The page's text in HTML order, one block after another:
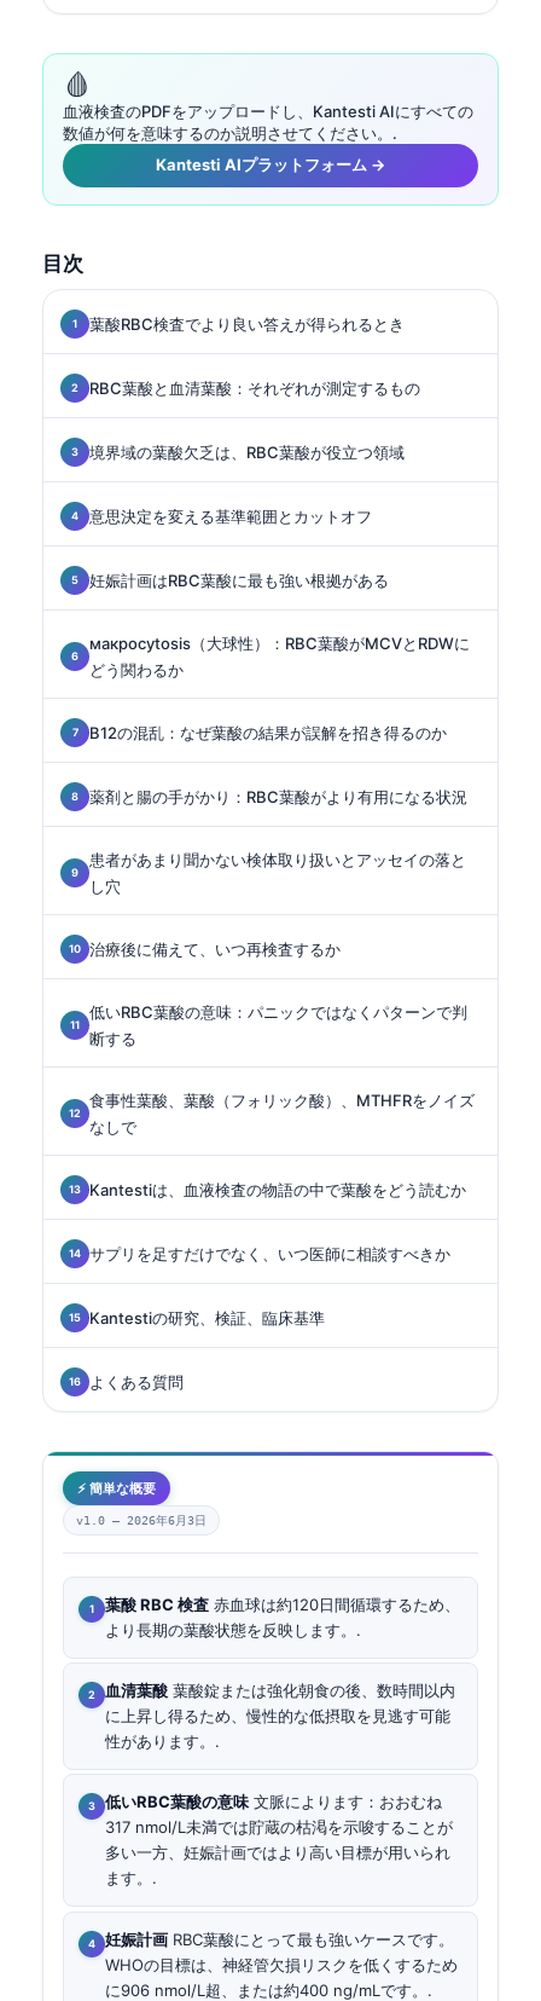
🩸
血液検査のPDFをアップロードし、Kantesti AIにすべての
数値が何を意味するのか説明させてください。.
Kantesti AIプラットフォーム →
目次
葉酸RBC検査でより良い答えが得られるとき
RBC葉酸と血清葉酸：それぞれが測定するもの
境界域の葉酸欠乏は、RBC葉酸が役立つ領域
意思決定を変える基準範囲とカットオフ
妊娠計画はRBC葉酸に最も強い根拠がある
макроcytosis（大球性）：RBC葉酸がMCVとRDWに
どう関わるか
B12の混乱：なぜ葉酸の結果が誤解を招き得るのか
薬剤と腸の手がかり：RBC葉酸がより有用になる状況
患者があまり聞かない検体取り扱いとアッセイの落と
し穴
治療後に備えて、いつ再検査するか
低いRBC葉酸の意味：パニックではなくパターンで判
断する
食事性葉酸、葉酸（フォリック酸）、MTHFRをノイズ
なしで
Kantestiは、血液検査の物語の中で葉酸をどう読むか
サプリを足すだけでなく、いつ医師に相談すべきか
Kantestiの研究、検証、臨床基準
よくある質問
⚡ 簡単な概要
v1.0 — 2026年6月3日
葉酸 RBC 検査 赤血球は約120日間循環するため、
より長期の葉酸状態を反映します。.
血清葉酸 葉酸錠または強化朝食の後、数時間以内
に上昇し得るため、慢性的な低摂取を見逃す可能
性があります。.
低いRBC葉酸の意味文脈によります：おおむね
317 nmol/L未満では貯蔵の枯渇を示唆することが
多い一方、妊娠計画ではより高い目標が用いられ
ます。.
妊娠計画 RBC葉酸にとって最も強いケースです。
WHOの目標は、神経管欠損リスクを低くするため
に906 nmol/L超、または約400 ng/mLです。.